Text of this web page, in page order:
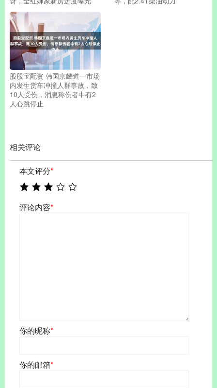
股股宝配资 韩国京畿道一市场
内发生货车冲撞人群事故，致
10人受伤，消息称伤者中有2
人心跳停止
相关评论
本文评分*
评论内容*
你的昵称*
你的邮箱*